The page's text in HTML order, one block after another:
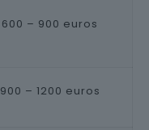
600 – 900 euros
900 – 1200 euros